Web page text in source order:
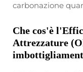
carbonazione
Che cos'è
Attrezzature